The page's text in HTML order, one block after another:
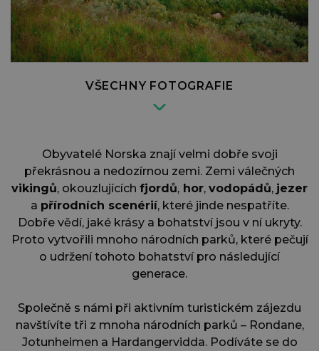
VŠECHNY FOTOGRAFIE
Obyvatelé Norska znají velmi dobře svoji
překrásnou a nedozírnou zemi. Zemi válečných
vikingů, okouzlujících fjordů, hor, vodopádů, jezer
a přírodních scenérií, které jinde nespatříte.
Dobře vědí, jaké krásy a bohatství jsou v ní ukryty.
Proto vytvořili mnoho národních parků, které pečují
o udržení tohoto bohatství pro následující
generace.
Společně s námi při aktivním turistickém zájezdu
navštívíte tři z mnoha národních parků – Rondane,
Jotunheimen a Hardangervidda. Podíváte se do